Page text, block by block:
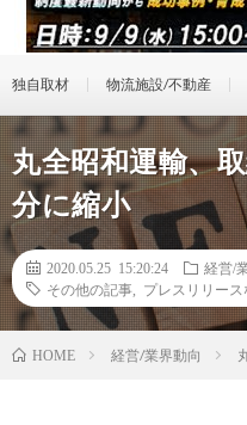
独自取材 物流施設/不動産
丸全昭和運輸、
分に縮小
2020.05.25 15:20:24
経営/
その他の記事
プレスリリース
HOME 経営/業界動向